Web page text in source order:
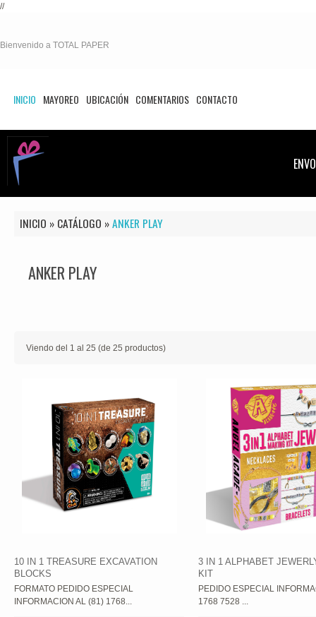
//
INICIO MAYOREO UBICACIÓN COMENTARIOS CONTACTO
Bienvenido a TOTAL PAPER
INICIO » CATÁLOGO »ANKER PLAY
ANKER PLAY
Viendo del 1 al 25 (de 25 productos)
10 IN 1 TREASURE EXCAVATION
BLOCKS
FORMATO PEDIDO ESPECIAL
INFORMACION AL (81) 1768...
3 IN 1 ALPHABET
KIT
PEDIDO ESPECIAL
1768 7528 ...